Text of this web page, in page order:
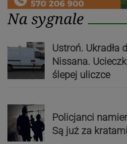
Na sygnale
Ustroń. Ukradła
Nissana.
ślepej uliczce
Policjanci
Są już za kratami